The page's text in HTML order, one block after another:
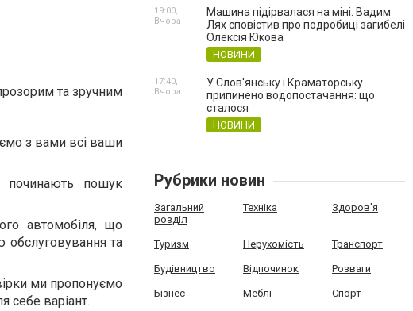
та зручним
з вами всі ваши
починають пошук
автомобіля, що
обслуговування та
ми пропонуємо
себе варіант.
Машина підірвалася на міні: Вадим
Лях сповістив про подробиці загибелі
Олексія Юкова
НОВИНИ
19:00,
Вчора
У Слов'янську і Краматорську
припинено водопостачання: що
сталося
НОВИНИ
17:40,
Вчора
Рубрики новин
Загальний
розділ
Техніка Здоров'я
Туризм Нерухомість Транспорт
Будівництво Відпочинок Розваги
Бізнес Меблі Спорт